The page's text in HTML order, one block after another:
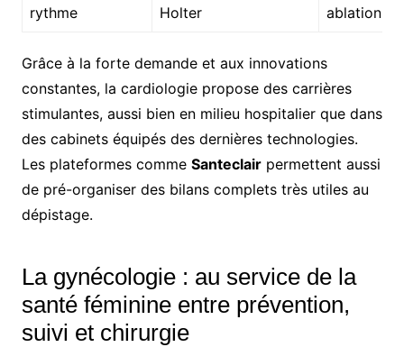
rythme
Holter
ablation
Grâce à la forte demande et aux innovations
constantes, la cardiologie propose des carrières
stimulantes, aussi bien en milieu hospitalier que dans
des cabinets équipés des dernières technologies.
Les plateformes comme Santeclairpermettent aussi
de pré-organiser des bilans complets très utiles au
dépistage.
La gynécologie : au service de la
santé féminine entre prévention,
suivi et chirurgie